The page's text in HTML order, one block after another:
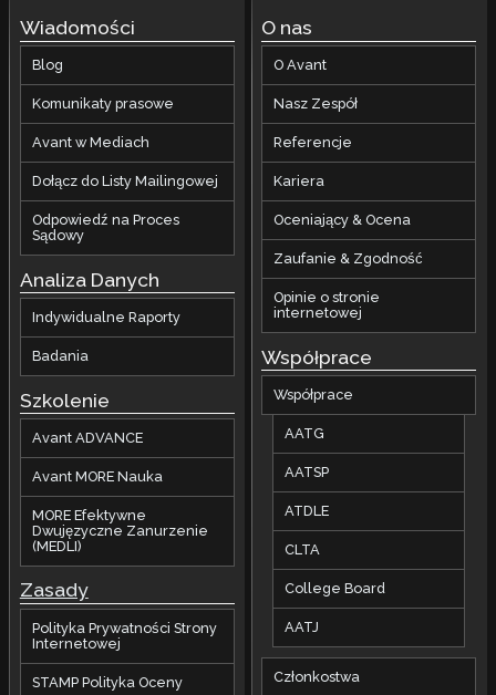
Wiadomości
Blog
Komunikaty prasowe
Avant w Mediach
Dołącz do Listy Mailingowej
Odpowiedź na Proces
Sądowy
Analiza Danych
Indywidualne Raporty
Badania
Szkolenie
Avant ADVANCE
Avant MORE Nauka
MORE Efektywne
Dwujęzyczne Zanurzenie
(MEDLI)
Zasady
Polityka Prywatności Strony
Internetowej
STAMP Polityka Oceny
O nas
O Avant
Nasz Zespół
Referencje
Kariera
Oceniający & Ocena
Zaufanie & Zgodność
Opinie o stronie
internetowej
Współprace
Współprace
AATG
AATSP
ATDLE
CLTA
College Board
AATJ
Członkostwa